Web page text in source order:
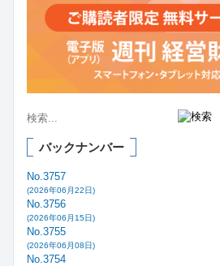
バックナンバー
No.3757
(2026年06月22日)
No.3756
(2026年06月15日)
No.3755
(2026年06月08日)
No.3754